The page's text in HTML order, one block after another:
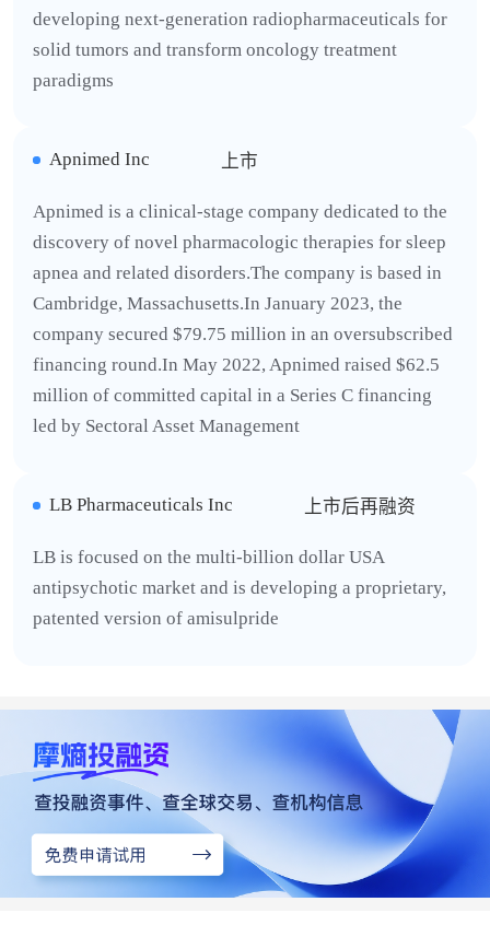
developing next-generation radiopharmaceuticals for
solid tumors and transform oncology treatment
paradigms
Apnimed Inc 上市
Apnimed is a clinical-stage company dedicated to the
discovery of novel pharmacologic therapies for sleep
apnea and related disorders.The company is based in
Cambridge, Massachusetts.In January 2023, the
company secured $79.75 million in an oversubscribed
financing round.In May 2022, Apnimed raised $62.5
million of committed capital in a Series C financing
led by Sectoral Asset Management
LB Pharmaceuticals Inc 上市后再融资
LB is focused on the multi-billion dollar USA
antipsychotic market and is developing a proprietary,
patented version of amisulpride